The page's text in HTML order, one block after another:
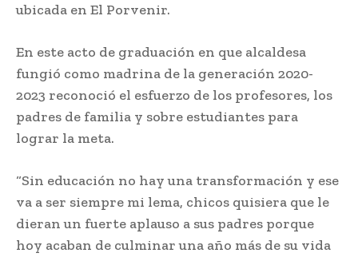
ubicada en El Porvenir.
En este acto de graduación en que alcaldesa
fungió como madrina de la generación 2020-
2023 reconoció el esfuerzo de los profesores, los
padres de familia y sobre estudiantes para
lograr la meta.
“Sin educación no hay una transformación y ese
va a ser siempre mi lema, chicos quisiera que le
dieran un fuerte aplauso a sus padres porque
hoy acaban de culminar una año más de su vida